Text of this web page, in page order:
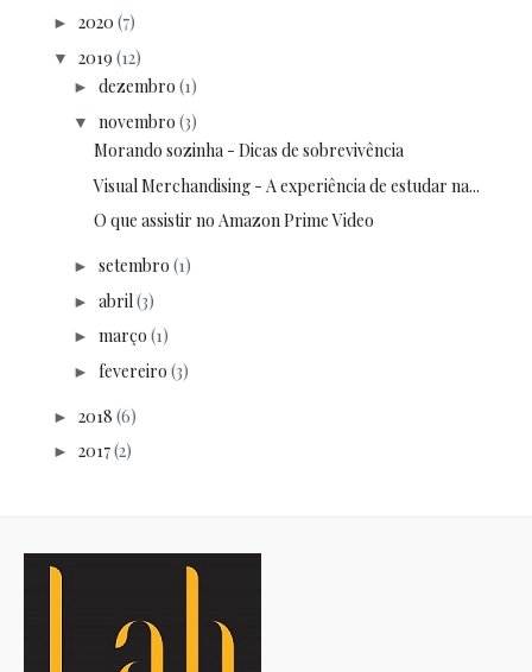
► 2020 (7)
▼ 2019 (12)
► dezembro (1)
▼ novembro (3)
Morando sozinha - Dicas de sobrevivência
Visual Merchandising - A experiência de estudar na...
O que assistir no Amazon Prime Video
► setembro (1)
► abril (3)
► março (1)
► fevereiro (3)
► 2018 (6)
► 2017(2)